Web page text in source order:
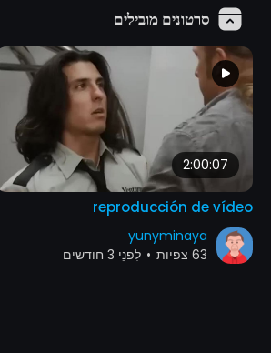
סרטונים מובילים
2:00:07
reproducción de vídeo
yunyminaya
63 צפיות
• לִפנֵי 3 חודשים